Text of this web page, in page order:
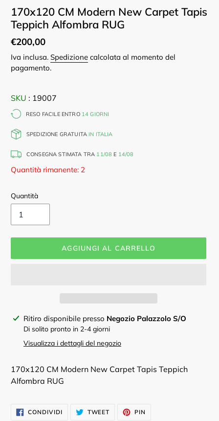
170x120 CM Modern New Carpet Tapis
Teppich Alfombra RUG
Prezzo
di
listino
€200,00
Iva inclusa. Spedizione calcolata al momento del
pagamento.
SKU : 19007
RESO FACILE ENTRO 14 GIORNI
SPEDIZIONE GRATUITA IN ITALIA
CONSEGNA STIMATA TRA 11/08 E 14/08
Quantità rimanente: 2
Quantità
AGGIUNGI AL CARRELLO
Inserimento
prodotto
Ritiro disponibile presso Negozio Palazzolo S/O
Di solito pronto in 2-4 giorni
Visualizza i dettagli del negozio
170x120 CM Modern New Carpet Tapis Teppich
Alfombra RUG
CONDIVIDICONDIVIDI
SU
TWEET TWITTA PIN